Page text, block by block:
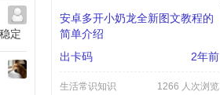
定
安卓多开小奶龙全新图文教程的
简单介绍
出卡码
2年前
生活常识知识 1266 人次浏览